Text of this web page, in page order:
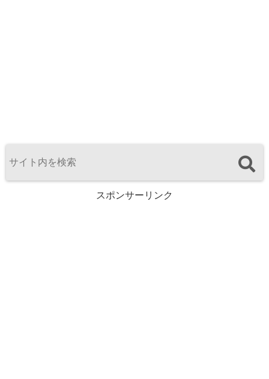
スポンサーリンク